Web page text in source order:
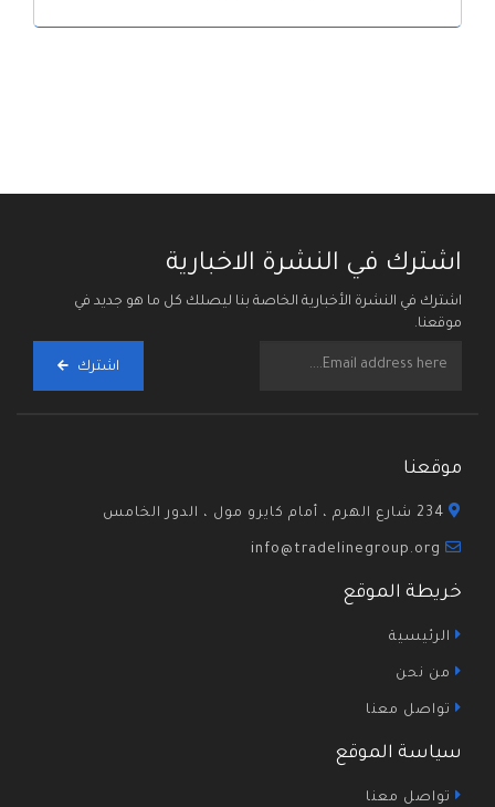
اشترك في النشرة الاخبارية
اشترك في النشرة الأخبارية الخاصة بنا ليصلك كل ما هو جديد في
موقعنا.
اشترك
موقعنا
خريطة الموقع
الرئيسية
من نحن
تواصل معنا
سياسة الموقع
تواصل معنا